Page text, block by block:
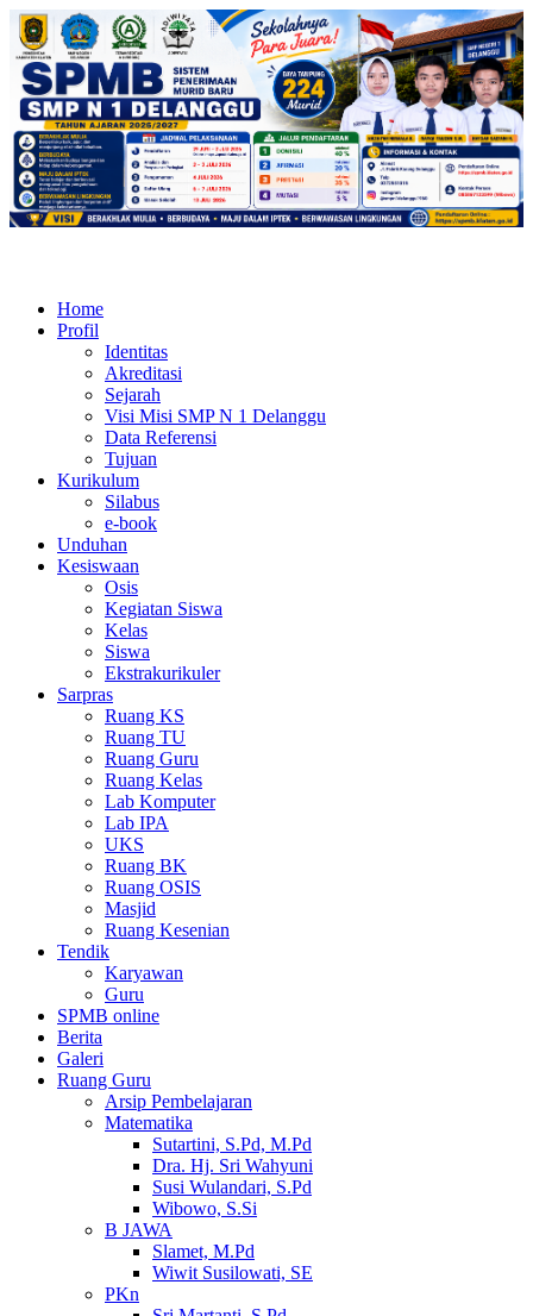
Home
Profil
Identitas
Akreditasi
Sejarah
Visi Misi SMP N 1 Delanggu
Data Referensi
Tujuan
Kurikulum
Silabus
e-book
Unduhan
Kesiswaan
Osis
Kegiatan Siswa
Kelas
Siswa
Ekstrakurikuler
Sarpras
Ruang KS
Ruang TU
Ruang Guru
Ruang Kelas
Lab Komputer
Lab IPA
UKS
Ruang BK
Ruang OSIS
Masjid
Ruang Kesenian
Tendik
Karyawan
Guru
SPMB online
Berita
Galeri
Ruang Guru
Arsip Pembelajaran
Matematika
Sutartini, S.Pd, M.Pd
Dra. Hj. Sri Wahyuni
Susi Wulandari, S.Pd
Wibowo, S.Si
B JAWA
Slamet, M.Pd
Wiwit Susilowati, SE
PKn